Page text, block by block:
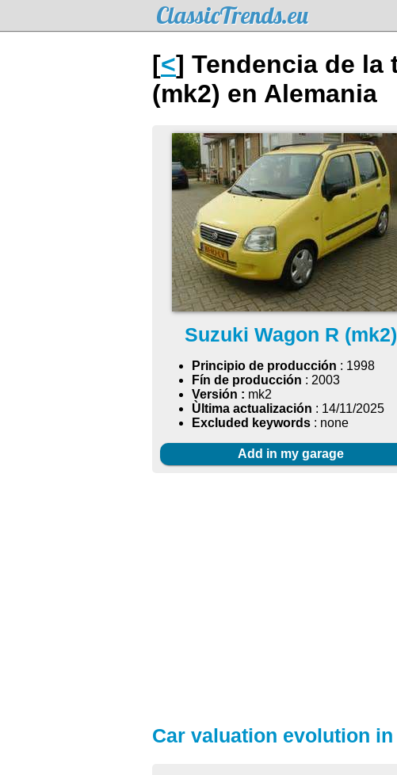
ClassicTrends.eu
[<] Tendencia de la
(mk2) en Alemania
Suzuki Wagon R (mk2)
Principio de producción : 1998
Fín de producción : 2003
Versión : mk2
Ùltima actualización : 14/11/2025
Excluded keywords : none
Add in my garage
Car valuation evolution